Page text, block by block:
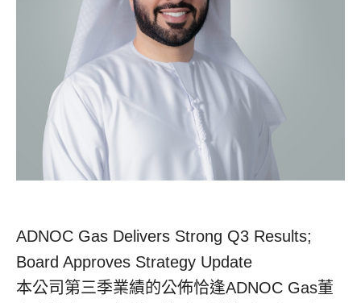
ADNOC Gas Delivers Strong Q3 Results;
Board Approves Strategy Update
本公司第三季業績的公佈恰逢ADNOC Gas董